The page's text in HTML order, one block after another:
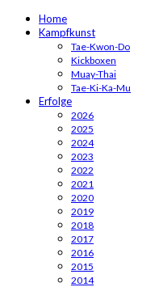
Home
Kampfkunst
Tae-Kwon-Do
Kickboxen
Muay-Thai
Tae-Ki-Ka-Mu
Erfolge
2026
2025
2024
2023
2022
2021
2020
2019
2018
2017
2016
2015
2014